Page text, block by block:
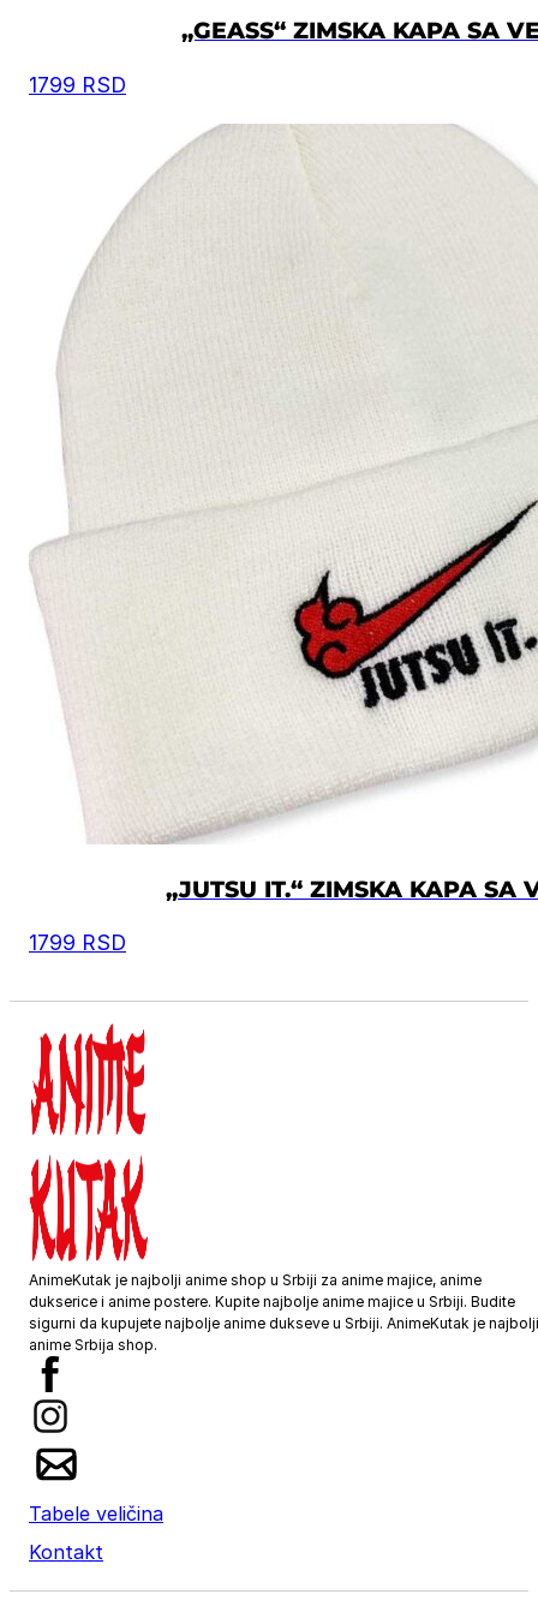
„GEASS“ ZIMSKA KAPA SA
1799 RSD
„JUTSU IT.“ ZIMSKA KAPA SA
1799 RSD
AnimeKutak je najbolji anime shop u Srbiji za anime majice, anime
dukserice i anime postere. Kupite najbolje anime majice u Srbiji. Budite
sigurni da kupujete najbolje anime dukseve u Srbiji. AnimeKutak je najbolji
anime Srbija shop.
Tabele veličina
Kontakt